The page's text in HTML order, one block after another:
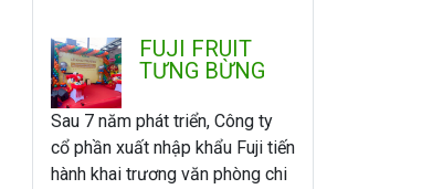
FUJI FRUIT
TƯNG BỪNG
VĂN PHÒNG -
CHI NHÁNH
MIỀN NAM
Sau 7 năm phát triển, Công ty
cổ phần xuất nhập khẩu Fuji tiến
hành khai trương văn phòng chi